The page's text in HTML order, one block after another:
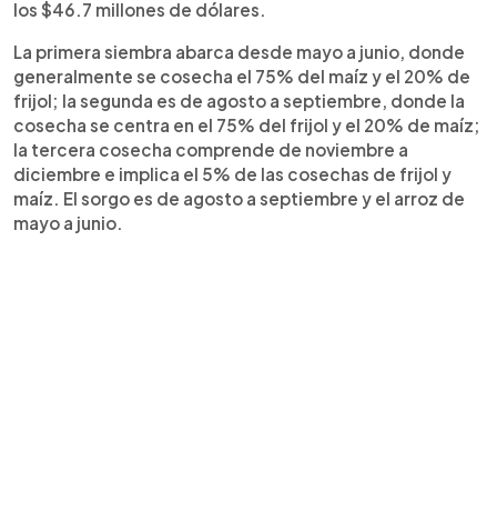
los $46.7 millones de dólares.
La primera siembra abarca desde mayo a junio, donde
generalmente se cosecha el 75% del maíz y el 20% de
frijol; la segunda es de agosto a septiembre, donde la
cosecha se centra en el 75% del frijol y el 20% de maíz;
la tercera cosecha comprende de noviembre a
diciembre e implica el 5% de las cosechas de frijol y
maíz. El sorgo es de agosto a septiembre y el arroz de
mayo a junio.